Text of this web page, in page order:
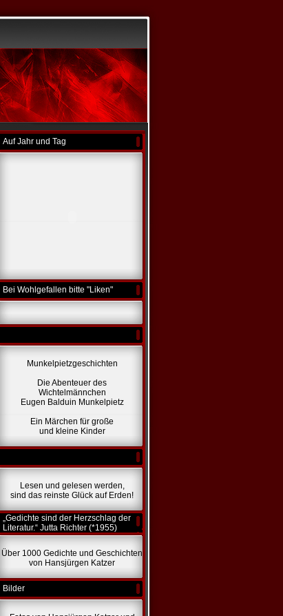
Auf Jahr und Tag
Bei Wohlgefallen bitte "Liken"
Munkelpietzgeschichten
Die Abenteuer des
Wichtelmännchen
Eugen Balduin Munkelpietz
Ein Märchen für große
und kleine Kinder
Lesen und gelesen werden,
sind das reinste Glück auf Erden!
„Gedichte sind der Herzschlag der
Literatur.“ Jutta Richter (*1955)
Über 1000 Gedichte und Geschichten
von Hansjürgen Katzer
Bilder